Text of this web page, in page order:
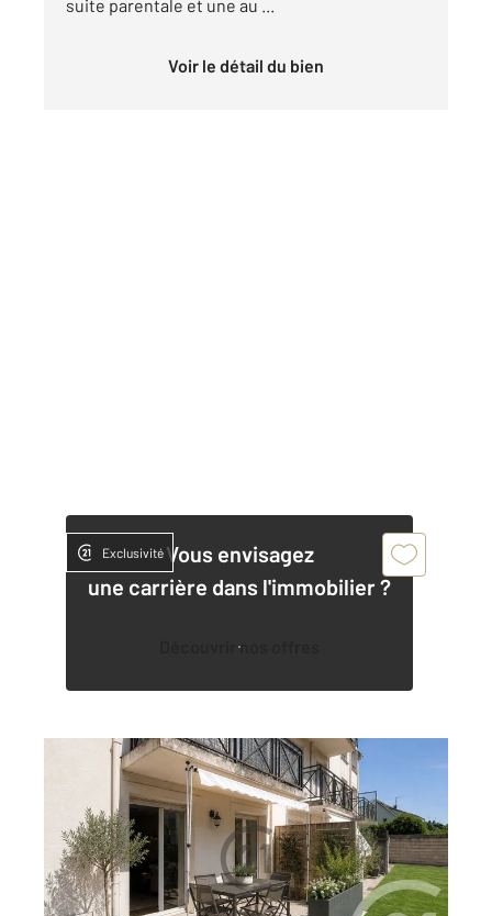
suite parentale et une au ...
Voir le détail du bien
Vous envisagez
une carrière dans l'immobilier ?
Découvrir nos offres
Exclusivité
BRIE COMTE ROBERT 77
2, 2 pièces
Ref : 24777
Appartement F2 à vendre
173 000 €